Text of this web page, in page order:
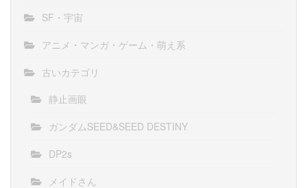
SF・宇宙
アニメ・マンガ・ゲーム・萌え系
古いカテゴリ
静止画眼
ガンダムSEED&SEED DESTINY
DP2s
メイドさん